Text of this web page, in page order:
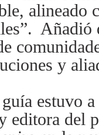
alineado
Añadió
y
estuvo
editora del